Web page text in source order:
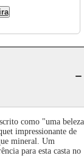
como "uma
impressionante de
mineral. Um
para esta casta no